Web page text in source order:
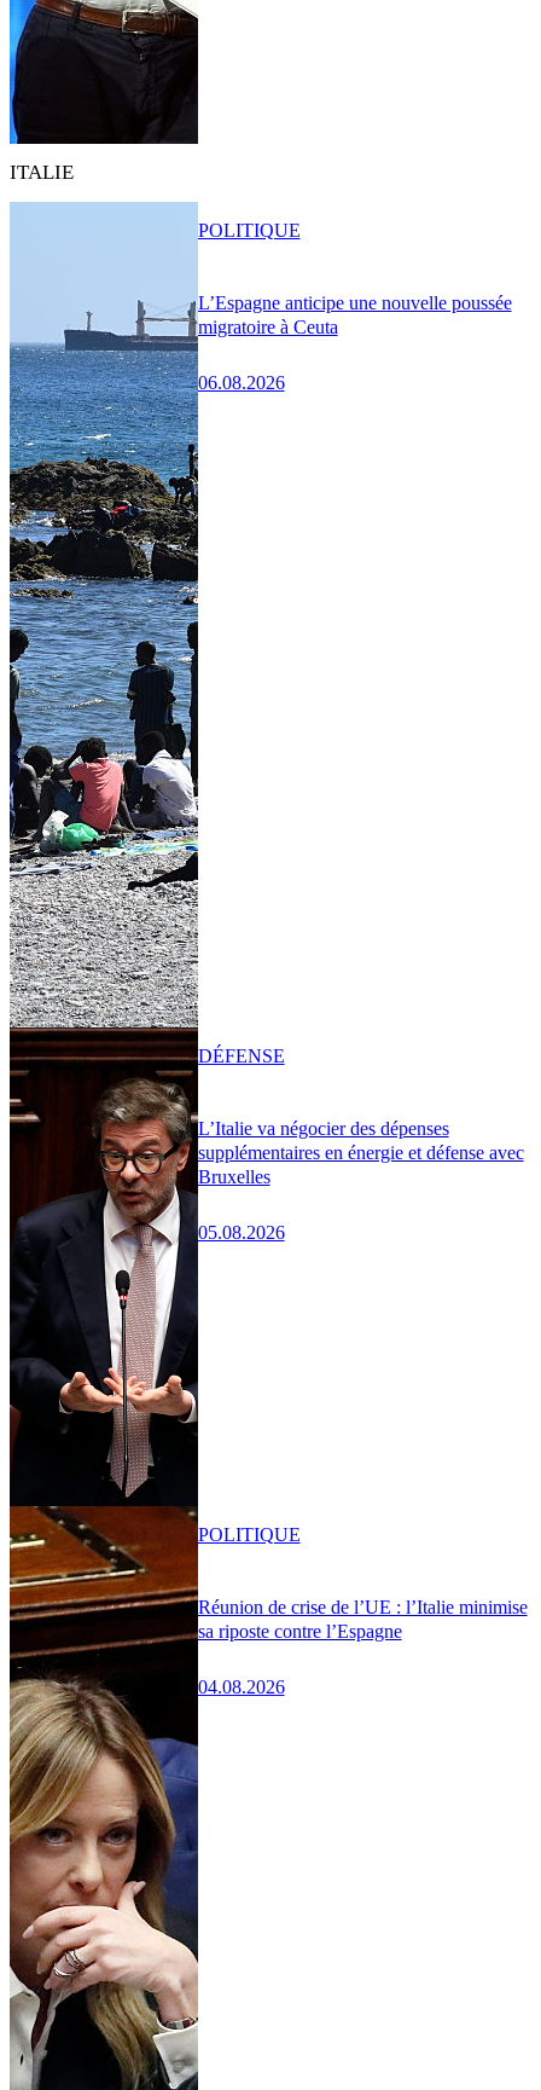
ITALIE
L’Espagne anticipe une nouvelle poussée
migratoire à Ceuta
06.08.2026
POLITIQUE
L’Italie va négocier des dépenses
supplémentaires en énergie et défense avec
Bruxelles
05.08.2026
DÉFENSE
Réunion de crise de l’UE : l’Italie minimise
sa riposte contre l’Espagne
04.08.2026
POLITIQUE